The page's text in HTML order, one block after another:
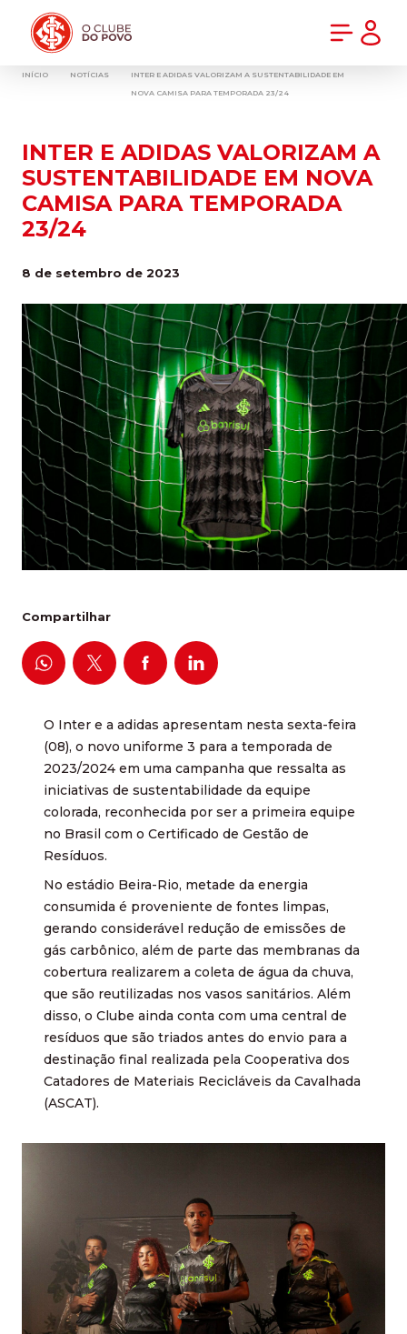
INÍCIO NOTÍCIAS
INTER E ADIDAS VALORIZAM A SUSTENTABILIDADE EM
NOVA CAMISA PARA TEMPORADA 23/24
INTER E ADIDAS VALORIZAM A
SUSTENTABILIDADE EM NOVA
CAMISA PARA TEMPORADA
23/24
8 de setembro de 2023
Compartilhar
O Inter e a adidas apresentam nesta sexta-feira
(08), o novo uniforme 3 para a temporada de
2023/2024 em uma campanha que ressalta as
iniciativas de sustentabilidade da equipe
colorada, reconhecida por ser a primeira equipe
no Brasil com o Certificado de Gestão de
Resíduos.
No estádio Beira-Rio, metade da energia
consumida é proveniente de fontes limpas,
gerando considerável redução de emissões de
gás carbônico, além de parte das membranas da
cobertura realizarem a coleta de água da chuva,
que são reutilizadas nos vasos sanitários. Além
disso, o Clube ainda conta com uma central de
resíduos que são triados antes do envio para a
destinação final realizada pela Cooperativa dos
Catadores de Materiais Recicláveis da Cavalhada
(ASCAT).